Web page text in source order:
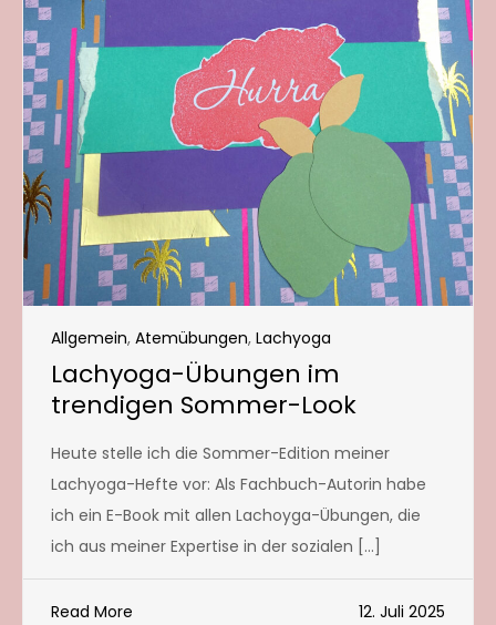
Allgemein, Atemübungen, Lachyoga
Lachyoga-Übungen im
trendigen Sommer-Look
Heute stelle ich die Sommer-Edition meiner
Lachyoga-Hefte vor: Als Fachbuch-Autorin habe
ich ein E-Book mit allen Lachoyga-Übungen, die
ich aus meiner Expertise in der sozialen […]
Read More 12. Juli 2025